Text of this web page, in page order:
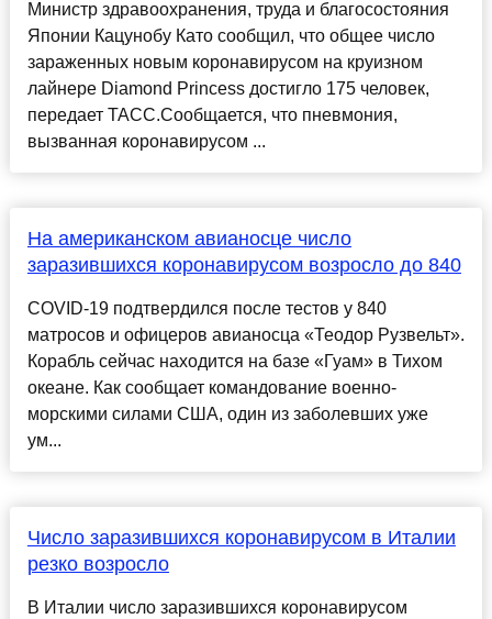
Министр здравоохранения, труда и благосостояния
Японии Кацунобу Като сообщил, что общее число
зараженных новым коронавирусом на круизном
лайнере Diamond Princess достигло 175 человек,
передает ТАСС.Сообщается, что пневмония,
вызванная коронавирусом ...
На американском авианосце число
заразившихся коронавирусом возросло до 840
COVID-19 подтвердился после тестов у 840
матросов и офицеров авианосца «Теодор Рузвельт».
Корабль сейчас находится на базе «Гуам» в Тихом
океане. Как сообщает командование военно-
морскими силами США, один из заболевших уже
ум...
Число заразившихся коронавирусом в Италии
резко возросло
В Италии число заразившихся коронавирусом